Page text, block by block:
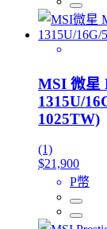
MSI 微星
1315U/
1025TW)
(1)
$21,900
P幣